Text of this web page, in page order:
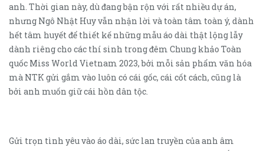
anh. Thời gian này, dù đang bận rộn với rất nhiều dự án,
nhưng Ngô Nhật Huy vẫn nhận lời và toàn tâm toàn ý, dành
hết tâm huyết để thiết kế những mẫu áo dài thật lộng lẫy
dành riêng cho các thí sinh trong đêm Chung khảo Toàn
quốc Miss World Vietnam 2023, bởi mỗi sản phẩm văn hóa
mà NTK gửi gắm vào luôn có cái gốc, cái cốt cách, cũng là
bởi anh muốn giữ cái hồn dân tộc.
Gửi trọn tình yêu vào áo dài, sức lan truyền của anh âm